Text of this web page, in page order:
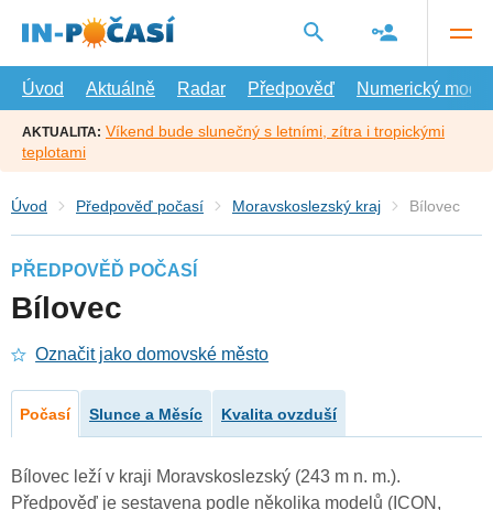
hlavní
Úvod
Aktuálně Radar Předpověď Numerický model
AKTUALITA: Víkend bude slunečný s letními, zítra i tropickými
teplotami
Úvod Předpověď počasí Moravskoslezský kraj Bílovec
PŘEDPOVĚĎ POČASÍ
Bílovec
Označit jako domovské město
Počasí Slunce a Měsíc Kvalita ovzduší
Bílovec leží v kraji Moravskoslezský (243 m n. m.).
Předpověď je sestavena podle několika modelů (ICON,